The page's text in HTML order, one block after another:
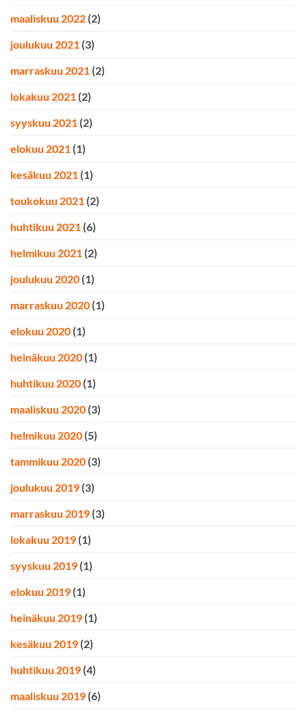
maaliskuu 2022 (2)
joulukuu 2021 (3)
marraskuu 2021 (2)
lokakuu 2021 (2)
syyskuu 2021 (2)
elokuu 2021 (1)
kesäkuu 2021 (1)
toukokuu 2021 (2)
huhtikuu 2021 (6)
helmikuu 2021 (2)
joulukuu 2020 (1)
marraskuu 2020 (1)
elokuu 2020 (1)
heinäkuu 2020 (1)
huhtikuu 2020 (1)
maaliskuu 2020 (3)
helmikuu 2020 (5)
tammikuu 2020 (3)
joulukuu 2019 (3)
marraskuu 2019 (3)
lokakuu 2019 (1)
syyskuu 2019 (1)
elokuu 2019 (1)
heinäkuu 2019 (1)
kesäkuu 2019 (2)
huhtikuu 2019 (4)
maaliskuu 2019 (6)